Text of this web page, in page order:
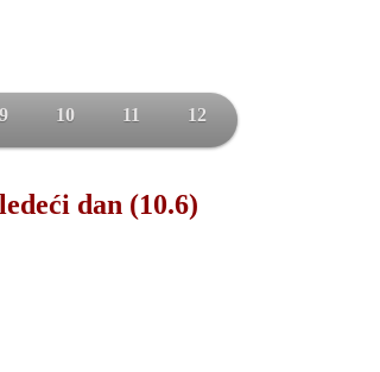
9 10 11 12
dan (10.6)